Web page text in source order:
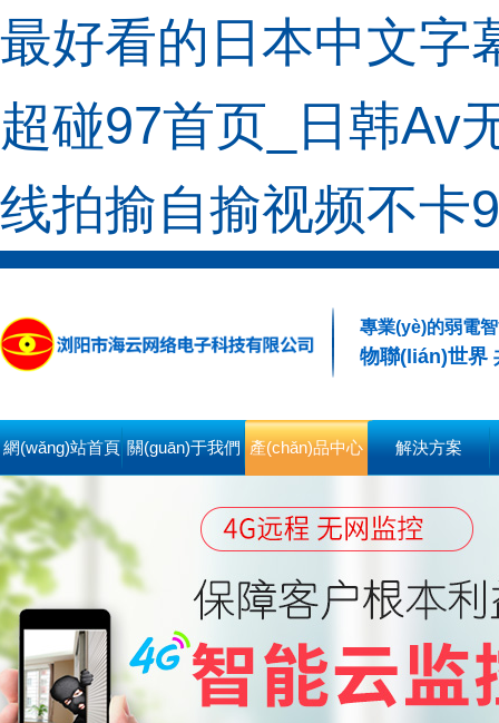
最好看的日本中文字
超碰97首页_日韩Av
线拍揄自揄视频不卡
專業(yè)的弱電
物聯(lián)世界
網(wǎng)站首頁 關(guān)于我們 產(chǎn)品中心 解決方案